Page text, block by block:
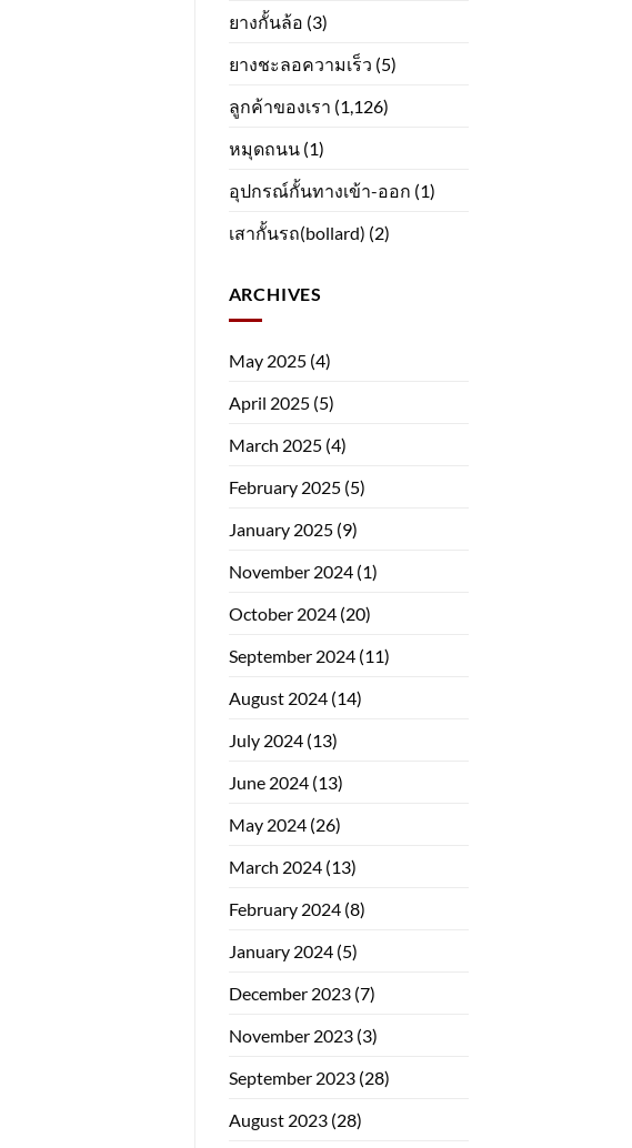
ยางกั้นล้อ (3)
ยางชะลอความเร็ว (5)
ลูกค้าของเรา (1,126)
หมุดถนน(1)
อุปกรณ์กั้นทางเข้า-ออก (1)
เสากั้นรถ(bollard) (2)
ARCHIVES
May 2025(4)
April 2025(5)
March 2025(4)
February 2025(5)
January 2025(9)
November 2024(1)
October 2024(20)
September 2024(11)
August 2024(14)
July 2024(13)
June 2024(13)
May 2024(26)
March 2024(13)
February 2024(8)
January 2024(5)
December 2023(7)
November 2023(3)
September 2023(28)
August 2023(28)